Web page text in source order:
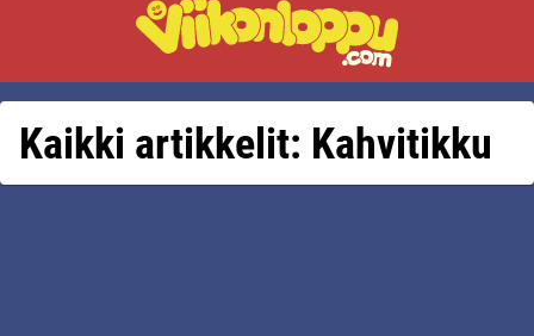
Kaikki artikkelit: Kahvitikku